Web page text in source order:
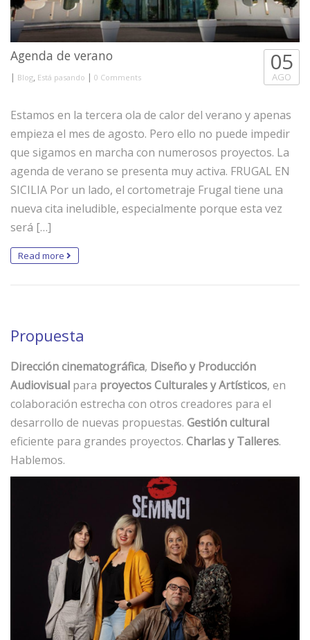
Agenda de verano
| Blog, Está pasando | 0 Comments
05
AGO
Estamos en la tercera ola de calor del verano y apenas
empieza el mes de agosto. Pero ello no puede impedir
que sigamos en marcha con numerosos proyectos. La
agenda de verano se presenta muy activa. FRUGAL EN
SICILIA Por un lado, el cortometraje Frugal tiene una
nueva cita ineludible, especialmente porque esta vez
será […]
Read more
Propuesta
Dirección cinematográfica, Diseño y Producción
Audiovisual para proyectos Culturales y Artísticos, en
colaboración estrecha con otros creadores para el
desarrollo de nuevas propuestas. Gestión cultural
eficiente para grandes proyectos. Charlas y Talleres.
Hablemos.